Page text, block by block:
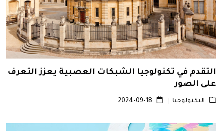
التقدم في تكنولوجيا الشبكات العصبية يعزز التعرف
على الصور
التكنولوجيا